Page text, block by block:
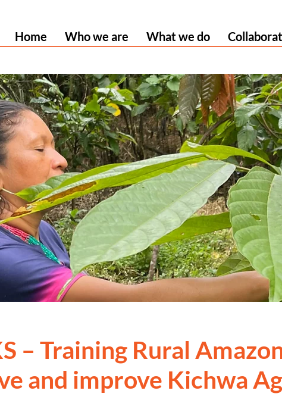
Home Who we are What we do
– Training Rural
and improve Kichwa